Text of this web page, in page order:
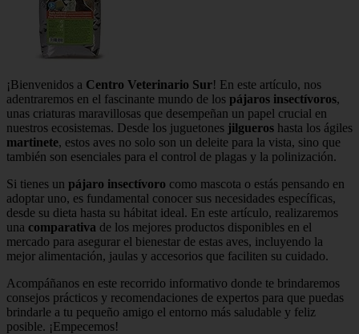
¡Bienvenidos a Centro Veterinario Sur! En este artículo, nos
adentraremos en el fascinante mundo de los pájaros insectívoros,
unas criaturas maravillosas que desempeñan un papel crucial en
nuestros ecosistemas. Desde los juguetones jilgueros hasta los ágiles
martinete, estos aves no solo son un deleite para la vista, sino que
también son esenciales para el control de plagas y la polinización.
Si tienes un pájaro insectívoro como mascota o estás pensando en
adoptar uno, es fundamental conocer sus necesidades específicas,
desde su dieta hasta su hábitat ideal. En este artículo, realizaremos
una comparativa de los mejores productos disponibles en el
mercado para asegurar el bienestar de estas aves, incluyendo la
mejor alimentación, jaulas y accesorios que faciliten su cuidado.
Acompáñanos en este recorrido informativo donde te brindaremos
consejos prácticos y recomendaciones de expertos para que puedas
brindarle a tu pequeño amigo el entorno más saludable y feliz
posible. ¡Empecemos!